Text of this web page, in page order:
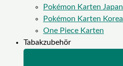
Pokémon Karten Japan
Pokémon Karten Korea
One Piece Karten
Tabakzubehör